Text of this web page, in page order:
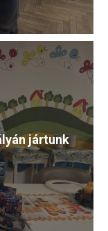
jártunk